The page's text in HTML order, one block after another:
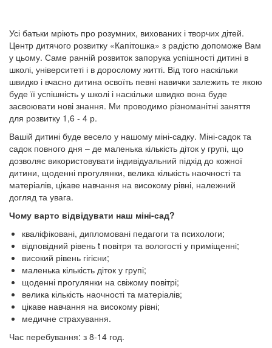
Усі батьки мріють про розумних, вихованих і творчих дітей.
Центр дитячого розвитку «Капітошка» з радістю допоможе Вам
у цьому. Саме ранній розвиток запорука успішності дитині в
школі, університеті і в дорослому житті. Від того наскільки
швидко і вчасно дитина освоїть певні навички залежить те якою
буде її успішність у школі і наскільки швидко вона буде
засвоювати нові знання. Ми проводимо різноманітні заняття
для розвитку 1,6 - 4 р.
Вашій дитині буде весело у нашому міні-садку. Міні-садок та
садок повного дня – де маленька кількість діток у групі, що
дозволяє використовувати індивідуальний підхід до кожної
дитини, щоденні прогулянки, велика кількість наочності та
матеріалів, цікаве навчання на високому рівні, належний
догляд та увага.
Чому варто відвідувати наш міні-сад?
кваліфіковані, дипломовані педагоги та психологи;
відповідний рівень t повітря та вологості у приміщенні;
високий рівень гігієни;
маленька кількість діток у групі;
щоденні прогулянки на свіжому повітрі;
велика кількість наочності та матеріалів;
цікаве навчання на високому рівні;
медичне страхування.
Час перебування: з 8-14 год.